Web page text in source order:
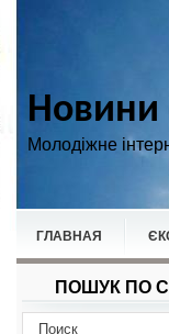
Новини
Молодіжне
ГЛАВНАЯ
НОВИНИ
ПОШУК ПО